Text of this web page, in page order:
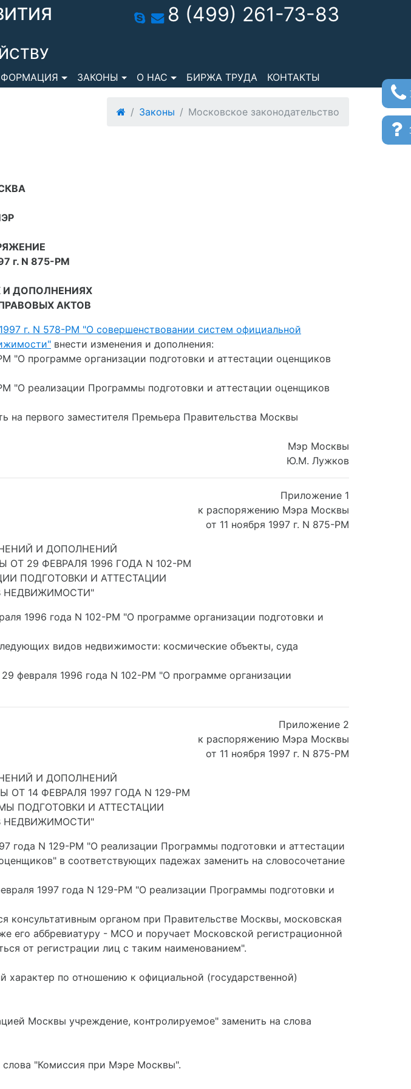
8 (499) 261-73-83
ЗАКОНЫ О НАС БИРЖА ТРУДА КОНТАКТЫ
Законы Московское законодательство
г. N 875-РМ
И ДОПОЛНЕНИЯХ
АКТОВ
г. N 578-РМ "О совершенствовании систем официальной
внести изменения и дополнения:
"О программе организации подготовки и аттестации оценщиков
"О реализации Программы подготовки и аттестации оценщиков
на первого заместителя Премьера Правительства Москвы
Мэр Москвы
Ю.М. Лужков
Приложение 1
к распоряжению Мэра Москвы
от 11 ноября 1997 г. N 875-РМ
И ДОПОЛНЕНИЙ
29 ФЕВРАЛЯ 1996 ГОДА N 102-РМ
ПОДГОТОВКИ И АТТЕСТАЦИИ
НЕДВИЖИМОСТИ"
1996 года N 102-РМ "О программе организации подготовки и
видов недвижимости: космические объекты, суда
февраля 1996 года N 102-РМ "О программе организации
Приложение 2
к распоряжению Мэра Москвы
от 11 ноября 1997 г. N 875-РМ
И ДОПОЛНЕНИЙ
14 ФЕВРАЛЯ 1997 ГОДА N 129-РМ
ПОДГОТОВКИ И АТТЕСТАЦИИ
НЕДВИЖИМОСТИ"
года N 129-РМ "О реализации Программы подготовки и аттестации
в соответствующих падежах заменить на словосочетание
1997 года N 129-РМ "О реализации Программы подготовки и
консультативным органом при Правительстве Москвы, московская
его аббревиатуру - МСО и поручает Московской регистрационной
от регистрации лиц с таким наименованием".
характер по отношению к официальной (государственной)
Москвы учреждение, контролируемое" заменить на слова
слова "Комиссия при Мэре Москвы".